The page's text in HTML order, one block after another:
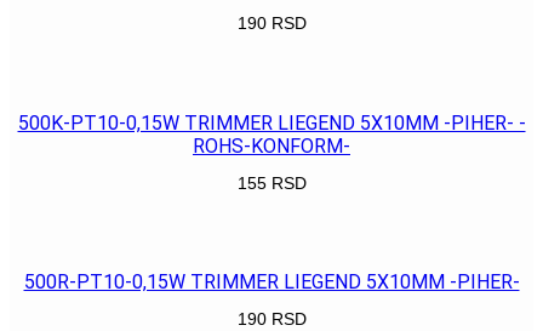
190 RSD
500K-PT10-0,15W TRIMMER LIEGEND 5X10MM -PIHER- -
ROHS-KONFORM-
155 RSD
500R-PT10-0,15W TRIMMER LIEGEND 5X10MM -PIHER-
190 RSD